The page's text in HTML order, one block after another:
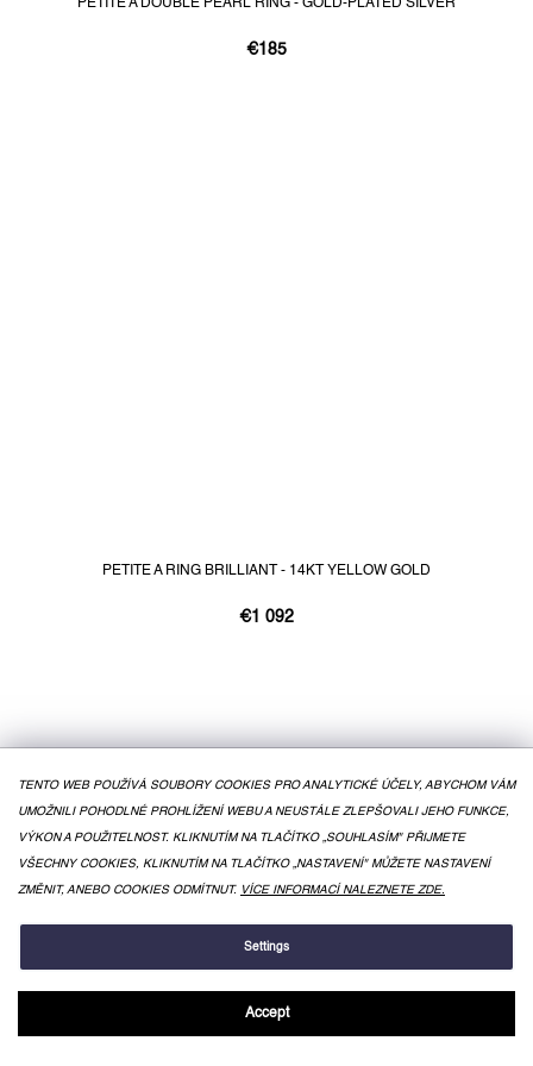
TENTO WEB POUŽÍVÁ SOUBORY COOKIES PRO ANALYTICKÉ ÚČELY, ABYCHOM VÁM
UMOŽNILI POHODLNÉ PROHLÍŽENÍ WEBU A NEUSTÁLE ZLEPŠOVALI JEHO FUNKCE,
VÝKON A POUŽITELNOST. KLIKNUTÍM NA TLAČÍTKO „SOUHLASÍM" PŘIJMETE
VŠECHNY COOKIES, KLIKNUTÍM NA TLAČÍTKO „NASTAVENÍ" MŮŽETE NASTAVENÍ
ZMĚNIT, ANEBO COOKIES ODMÍTNUT. VÍCE INFORMACÍ NALEZNETE ZDE.
Settings
Accept
PETITE A DOUBLE PEARL RING - GOLD-PLATED SILVER
€185
PETITE A RING BRILLIANT - 14KT YELLOW GOLD
€1 092